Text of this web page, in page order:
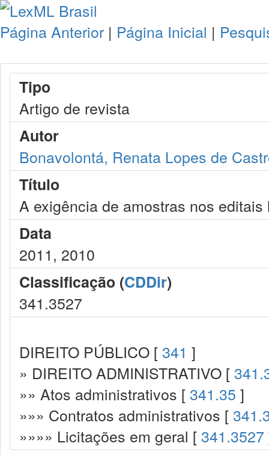
Página Anterior | Página Inicial |
Tipo
Artigo de revista
Autor
Bonavolontá, Renata Lopes de
Título
A exigência de amostras nos
Data
2011, 2010
Classificação (CDDir)
341.3527
DIREITO PÚBLICO [ 341 ]
» DIREITO ADMINISTRATIVO [
»» Atos administrativos [ 341.35 ]
»»» Contratos administrativos [
»»»» Licitações em geral [ 341.3527